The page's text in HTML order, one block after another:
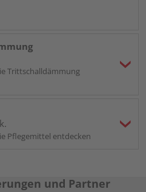
Trittschalldämmung
Pflegemittel entdecken
und Partner